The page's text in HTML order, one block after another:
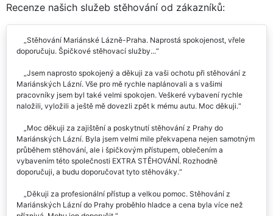
RECENZE
Recenze našich služeb stěhování od zákazníků:
Stěhování Mariánské Lázně-Praha. Naprostá spokojenost, vřele
doporučuju. Špičkové stěhovací služby...
Jsem naprosto spokojený a děkuji za vaši ochotu při stěhování z
Mariánských Lázní. Vše pro mě rychle naplánovali a s vašimi
pracovníky jsem byl také velmi spokojen. Veškeré vybavení rychle
naložili, vyložili a ještě mě dovezli zpět k mému autu. Moc děkuji.
Moc děkuji za zajištění a poskytnutí stěhování z Prahy do
Mariánských Lázní. Byla jsem velmi mile překvapena nejen samotným
průběhem stěhování, ale i špičkovým přístupem, oblečením a
vybavením této společnosti EXTRA STĚHOVÁNÍ. Rozhodně
doporučuji, a budu doporučovat tyto stěhováky.